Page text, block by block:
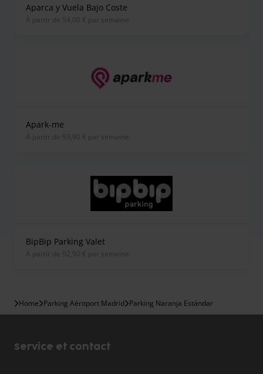
Aparca y Vuela Bajo Coste
À partir de 54,00 € par semaine
Apark-me
À partir de 93,90 € par semaine
BipBip Parking Valet
À partir de 92,90 € par semaine
Home Parking Aéroport Madrid Parking Naranja Estándar
Service et contact